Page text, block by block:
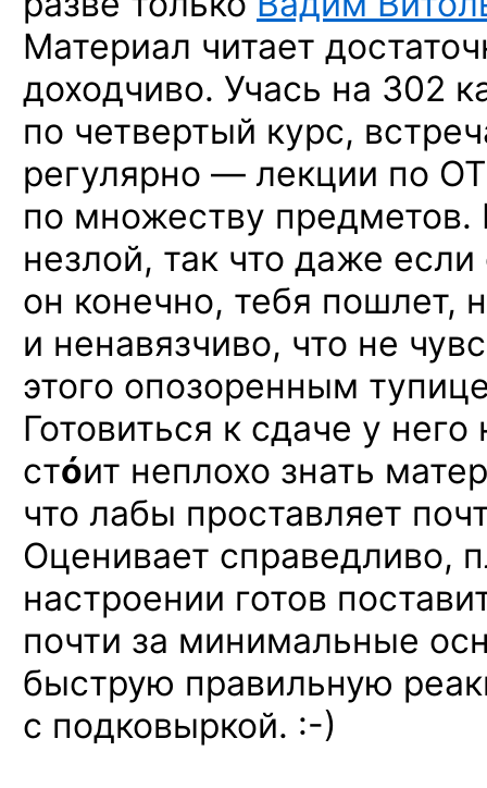
Материал читает
доходчиво. Учась на 302
по четвертый курс,
регулярно — лекции по
по множеству предметов.
незлой, так что даже
он конечно, тебя пошлет,
и ненавязчиво, что не
этого опозоренным
Готовиться к сдаче у
стóит неплохо знать
что лабы проставляет
Оценивает справедливо,
настроении готов
почти за минимальные
быструю правильную
с подковыркой. :-)